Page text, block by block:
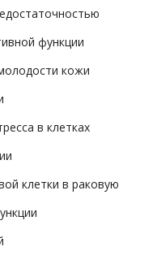
функции
кожи
в клетках
клетки в раковую